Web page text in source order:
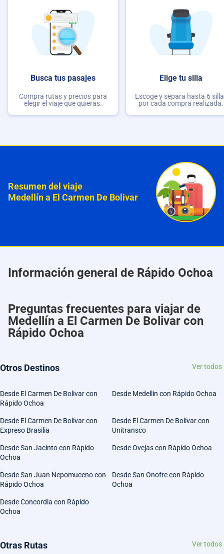
Busca tus pasajes
Compra rutas y precios para
elegir el viaje que quieras.
Elige tu silla
Escoge y separa hasta 6
por cada compra realizada.
Resumen del viaje
Medellín a El Carmen De Bolivar
Información general de Rápido Ochoa
Preguntas frecuentes para viajar de
Medellín a El Carmen De Bolivar con
Rápido Ochoa
Otros Destinos Ver todos
Desde El Carmen De Bolivar con
Rápido Ochoa
Desde Medellin con Rápido Ochoa
Desde El Carmen De Bolivar con
Expreso Brasilia
Desde El Carmen De Bolivar con
Unitransco
Desde San Jacinto con Rápido
Ochoa
Desde Ovejas con Rápido Ochoa
Desde San Juan Nepomuceno con
Rápido Ochoa
Desde San Onofre con Rápido
Ochoa
Desde Concordia con Rápido
Ochoa
Otras Rutas Ver todos